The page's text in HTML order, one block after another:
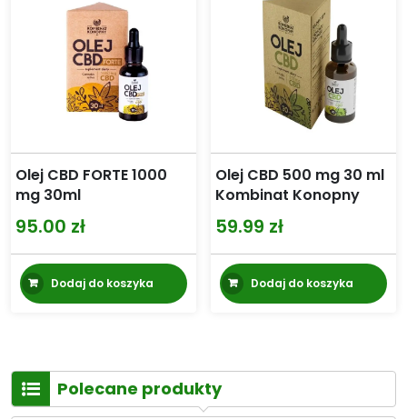
Olej CBD FORTE 1000
mg 30ml
95.00 zł
Dodaj do koszyka
Olej CBD 500 mg 30 ml
Kombinat Konopny
59.99 zł
Dodaj do koszyka
Polecane produkty